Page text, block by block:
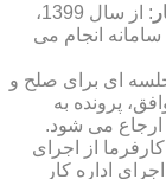
: از سال 1399،
انجام می
جلسه ای برای صلح و
پرونده به
می شود.
از اجرای
اداره کار